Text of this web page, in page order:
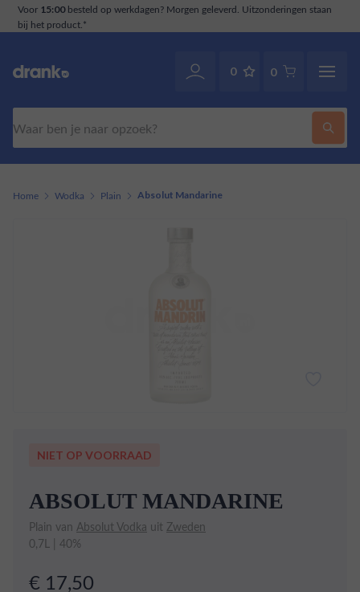
staan
Klantenservice070-2141946. Ook via
0 0
Home Wodka Plain Absolut Mandarine
NIET OP VOORRAAD
ABSOLUT MANDARINE
Plain van Absolut Vodka uit Zweden
0,7L | 40%
€ 17,50